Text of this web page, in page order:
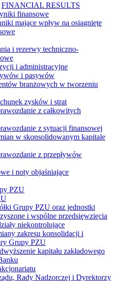
FINANCIAL RESULTS
finansowe
mające wpływ na osiągnięte
i rezerwy techniczno-
i administracyjne
i pasywów
branżowych w tworzeniu
zysków i strat
z całkowitych
z sytuacji finansowej
w skonsolidowanym kapitale
z przepływów
i noty objaśniające
PZU
Grupy PZU oraz jednostki
i wspólne przedsięwzięcia
niekontrolujące
zakresu konsolidacji i
Grupy PZU
kapitału zakładowego
Rady Nadzorczej i Dyrektorzy